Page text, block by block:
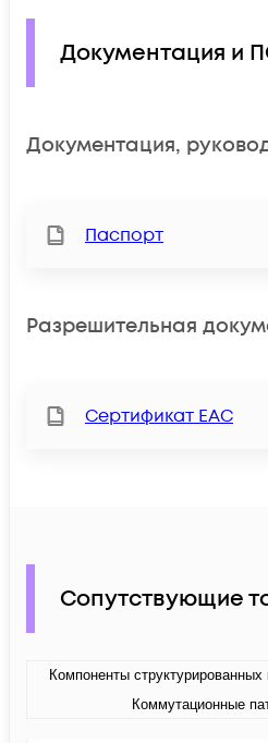
Документация и
Документация,
Паспорт
Разрешительная
Сертификат ЕАС
Сопутствующие
Компоненты
Коммутационные